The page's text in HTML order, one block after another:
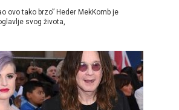
ovo tako brzo” Heder MekKomb je
svog života,